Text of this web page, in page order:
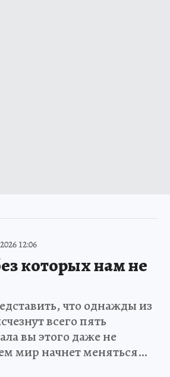
12:06
которых нам не
что однажды из
всего пять
вы этого даже не
мир начнет меняться…